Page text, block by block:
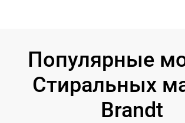
Популярные
Стиральных
Brandt